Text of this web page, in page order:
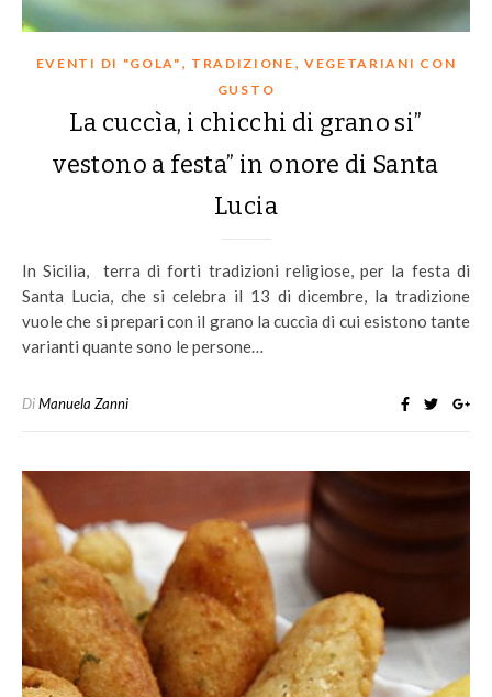
EVENTI DI "GOLA" , TRADIZIONE , VEGETARIANI CON
GUSTO
La cuccìa, i chicchi di grano si”
vestono a festa” in onore di Santa
Lucia
In Sicilia, terra di forti tradizioni religiose, per la festa di
Santa Lucia, che si celebra il 13 di dicembre, la tradizione
vuole che si prepari con il grano la cuccìa di cui esistono tante
varianti quante sono le persone…
DiManuela Zanni